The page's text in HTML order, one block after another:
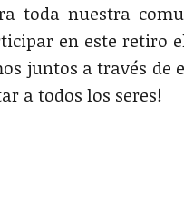
toda nuestra
en este retiro
juntos a través
a todos los seres!